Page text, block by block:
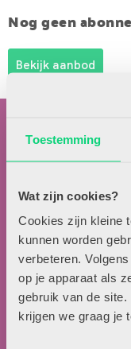
Toestemming
Wat zijn cookies?
Cookies zijn kleine
kunnen worden
verbeteren.
op je apparaat als
gebruik van de site.
krijgen we graag je
Nog geen
Bekijk aanbod
Uitgeverij
T.a.v.
5041 SE